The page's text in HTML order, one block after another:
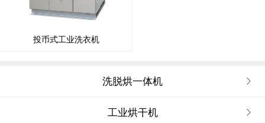
投币式工业洗衣机
洗脱烘一体机
工业烘干机